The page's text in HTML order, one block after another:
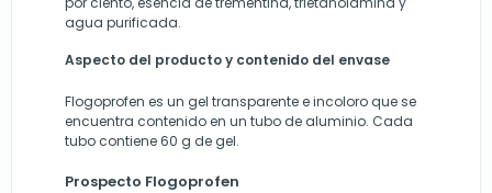
agua purificada.
Aspecto del producto y contenido del envase
Flogoprofen es un gel transparente e incoloro que se
encuentra contenido en un tubo de aluminio. Cada
tubo contiene 60 g de gel.
Prospecto Flogoprofen